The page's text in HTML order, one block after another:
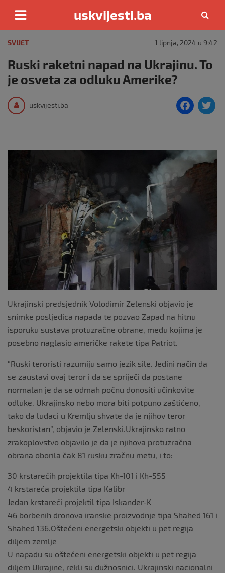
content
uskvijesti.ba
SVIJET 1 lipnja, 2024 u 9:42
Ruski raketni napad na Ukrajinu. To
je osveta za odluku Amerike?
uskvijesti.ba
F
e
b
o
Ukrajinski predsjednik Volodimir Zelenski objavio je
snimke posljedica napada te pozvao Zapad na hitnu
isporuku sustava protuzračne obrane, među kojima je
posebno naglasio američke rakete tipa Patriot.
“Ruski teroristi razumiju samo jezik sile. Jedini način da
se zaustavi ovaj teror i da se spriječi da postane
normalan je da se odmah počnu donositi učinkovite
odluke. Ukrajinsko nebo mora biti potpuno zaštićeno,
tako da luđaci u Kremlju shvate da je njihov teror
beskoristan”, objavio je Zelenski.Ukrajinsko ratno
zrakoplovstvo objavilo je da je njihova protuzračna
obrana oborila čak 81 rusku zračnu metu, i to:
30 krstarećih projektila tipa Kh-101 i Kh-555
4 krstareća projektila tipa Kalibr
Jedan krstareći projektil tipa Iskander-K
46 borbenih dronova iranske proizvodnje tipa Shahed 161 i
Shahed 136.Oštećeni energetski objekti u pet regija
diljem zemlje
U napadu su oštećeni energetski objekti u pet regija
diljem Ukrajine, rekli su dužnosnici. Ukrajinski nacionalni